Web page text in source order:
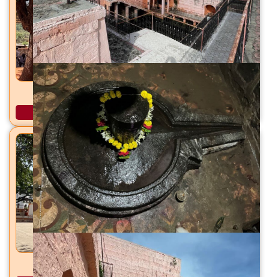
शिरकाई देवी मंदिर शिरकोली, ता. वेल्हे (राजगड), जि. पुणे
अधिक माहिती
धारेश्वर महादेव मंदिर धायरी, सिंहगड रस्ता, पुणे